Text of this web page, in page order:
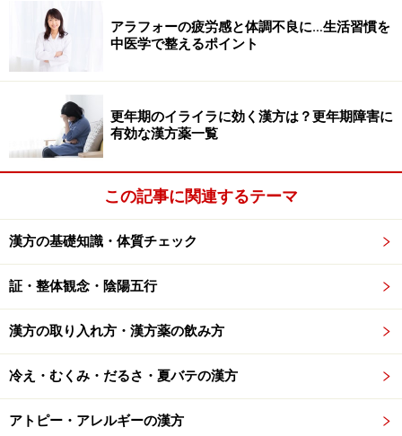
いでしょう。消化機能を整え、気のめぐりをスムーズに
するので、胃のもたれや膨満感にオススメです。痰を取
る働きもあります。
黒ごま
香ばしい香りと油分で、唐辛子の辛味を調和します。漢
方では黒ごまは腎に、白ごまは肺にとくに作用するとい
われ、腎の機能を高めるなら黒、咳や乾燥が気になるな
ら白と使い分けたりします。焙煎することでより香りが
立ち、風味も増します。
今回ピックアップした素材は、八幡屋礒五郎さんのベー
ス七味です。これに「けしの実」や「ゆず」などが入っ
ているメーカーもあります。次のページでは、お店によ
って異なる配合の話や、オリジナル七味作りの様子をご
紹介しましょう！
アラフォーの疲労感と体調不良に…生活習慣を
中医学で整えるポイント
更年期のイライラに効く漢方は？更年期障害に
有効な漢方薬一覧
この記事に関連するテーマ
漢方の基礎知識・体質チェック
証・整体観念・陰陽五行
漢方の取り入れ方・漢方薬の飲み方
冷え・むくみ・だるさ・夏バテの漢方
アトピー・アレルギーの漢方